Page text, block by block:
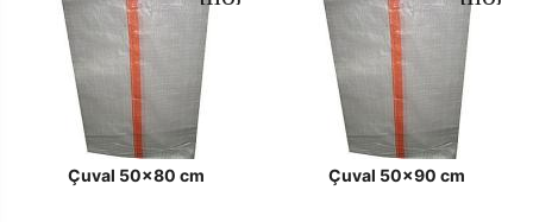
Çuval 50x80 cm Çuval 50x90 cm